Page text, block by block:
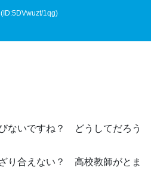
(ID:5DVwuzt/1qg)
ないですね？ どうしてだろう
り合えない？ 高校教師がとま